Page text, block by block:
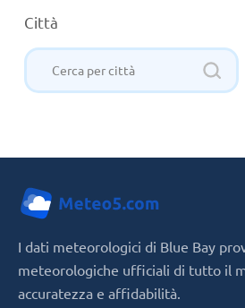
Città
I dati meteorologici di Blue Bay
meteorologiche ufficiali di tutto il
accuratezza e affidabilità.